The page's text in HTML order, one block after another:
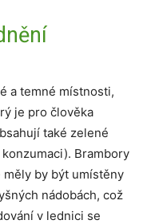
a temné místnosti,
je pro člověka
také zelené
Brambory
by být umístěny
nádobách, což
v lednici se